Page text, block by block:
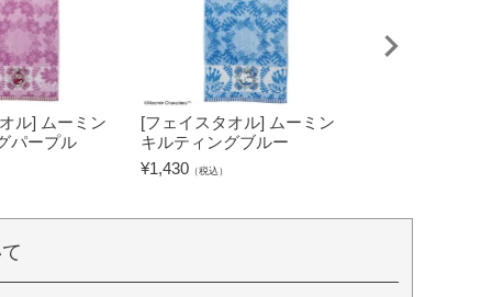
ル] ムーミン
パープル
[フェイスタオル] ムーミン
キルティングブルー
¥1,430 （税込）